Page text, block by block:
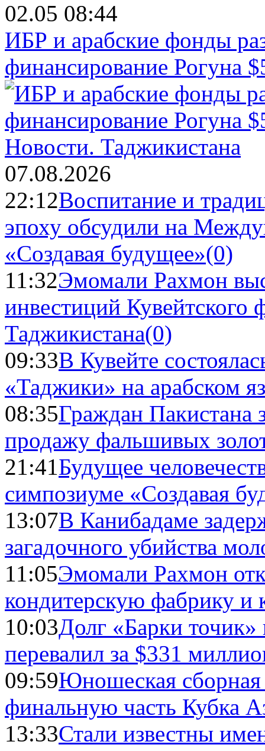
02.05 08:44
ИБР и арабские фонды
финансирование Рогуна
Новости. Таджикистана
07.08.2026
22:12Воспитание и
эпоху обсудили на
«Создавая будущее»(0)
11:32Эмомали Рахмон
инвестиций Кувейтского
Таджикистана(0)
09:33В Кувейте
«Таджики» на арабском
08:35Граждан Пакистана
продажу фальшивых
21:41Будущее
симпозиуме «Создавая
13:07В Канибадаме
загадочного убийства
11:05Эмомали Рахмон
кондитерскую фабрику и
10:03Долг «Барки
перевалил за $331
09:59Юношеская
финальную часть Кубка
13:33Стали известны